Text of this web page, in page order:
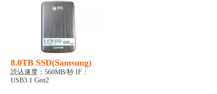
8.0TB SSD(Samsung)
読込速度：560MB/秒 IF：
USB3.1 Gen2